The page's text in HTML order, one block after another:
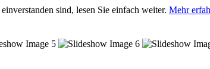
sind, lesen Sie einfach weiter. Mehr